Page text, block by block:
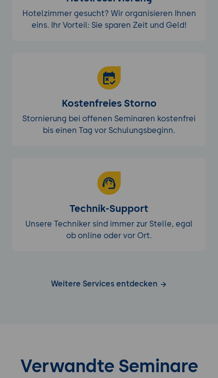
Hotelzimmer gesucht? Wir organisieren Ihnen
eins. Ihr Vorteil: Sie sparen Zeit und Geld!
Kostenfreies Storno
Stornierung bei offenen Seminaren kostenfrei
bis einen Tag vor Schulungsbeginn.
Technik-Support
Unsere Techniker sind immer zur Stelle, egal
ob online oder vor Ort.
Weitere Services entdecken
Verwandte Seminare